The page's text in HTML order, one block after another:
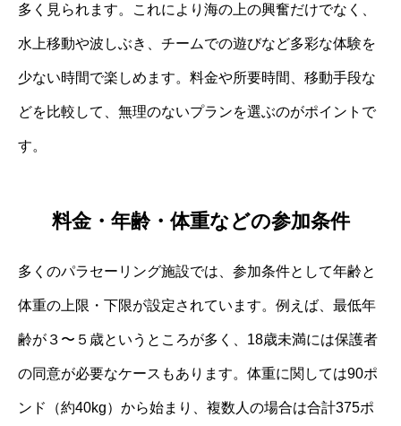
多く見られます。これにより海の上の興奮だけでなく、
水上移動や波しぶき、チームでの遊びなど多彩な体験を
少ない時間で楽しめます。料金や所要時間、移動手段な
どを比較して、無理のないプランを選ぶのがポイントで
す。
料金・年齢・体重などの参加条件
多くのパラセーリング施設では、参加条件として年齢と
体重の上限・下限が設定されています。例えば、最低年
齢が３〜５歳というところが多く、18歳未満には保護者
の同意が必要なケースもあります。体重に関しては90ポ
ンド（約40kg）から始まり、複数人の場合は合計375ポ